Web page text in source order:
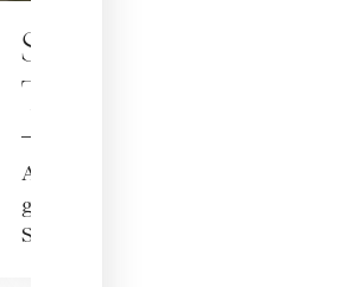
Squalan: der
Trendwirkstoff aus
Küche
Aus Pressrückständen von
gewonnen, ist Squalan ein
Superheld, der die Haut schützt